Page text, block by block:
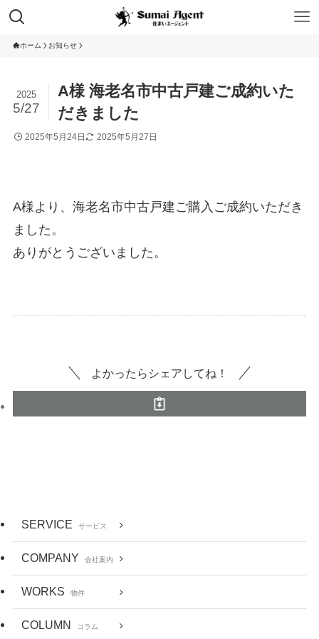
ホーム お知らせ
A様 海老名市中古戸建ご成約いた
だきました
2025
5/27
2025年5月24日 2025年5月27日
A様より、海老名市中古戸建ご購入ご成約いただき
ました。
ありがとうございました。
よかったらシェアしてね！
SERVICE サービス
COMPANY 会社案内
WORKS 物件
COLUMN コラム